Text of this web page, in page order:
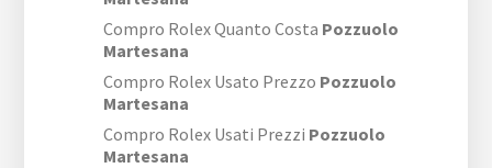
Compro Rolex Quanto Costa Pozzuolo
Martesana
Compro Rolex Usato Prezzo Pozzuolo
Martesana
Compro Rolex Usati Prezzi Pozzuolo
Martesana